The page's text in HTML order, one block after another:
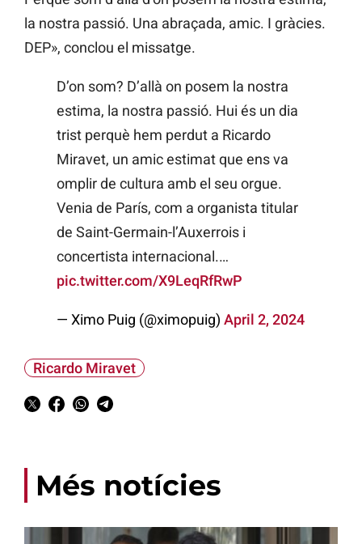
la nostra passió. Una abraçada, amic. I gràcies.
DEP», conclou el missatge.
D’on som? D’allà on posem la nostra
estima, la nostra passió. Hui és un dia
trist perquè hem perdut a Ricardo
Miravet, un amic estimat que ens va
omplir de cultura amb el seu orgue.
Venia de París, com a organista titular
de Saint-Germain-l’Auxerrois i
concertista internacional.…
pic.twitter.com/X9LeqRfRwP
— Ximo Puig (@ximopuig) April 2, 2024
Ricardo Miravet
Més notícies